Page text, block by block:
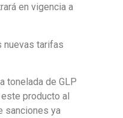
en vigencia a
nuevas tarifas
tonelada de GLP
producto al
sanciones ya